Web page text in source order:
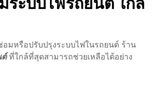
อมหรือปรับปรุงระบบไฟในรถยนต์ ร้าน
ต์ที่ใกล้ที่สุดสามารถช่วยเหลือได้อย่าง